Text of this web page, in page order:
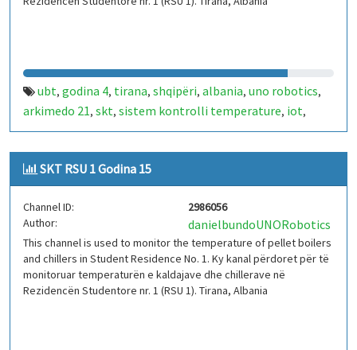
ubt, godina 4, tirana, shqipëri, albania, uno robotics,
arkimedo 21, skt, sistem kontrolli temperature, iot,
arduino,kaldajë,chiller,rsu 1
SKT RSU 1 Godina 15
Channel ID:
2986056
Author:
danielbundoUNORobotics
This channel is used to monitor the temperature of pellet boilers
and chillers in Student Residence No. 1. Ky kanal përdoret për të
monitoruar temperaturën e kaldajave dhe chillerave në
Rezidencën Studentore nr. 1 (RSU 1). Tirana, Albania